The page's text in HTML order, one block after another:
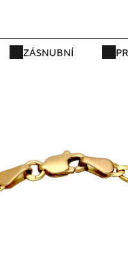
ZÁSNUBNÍ